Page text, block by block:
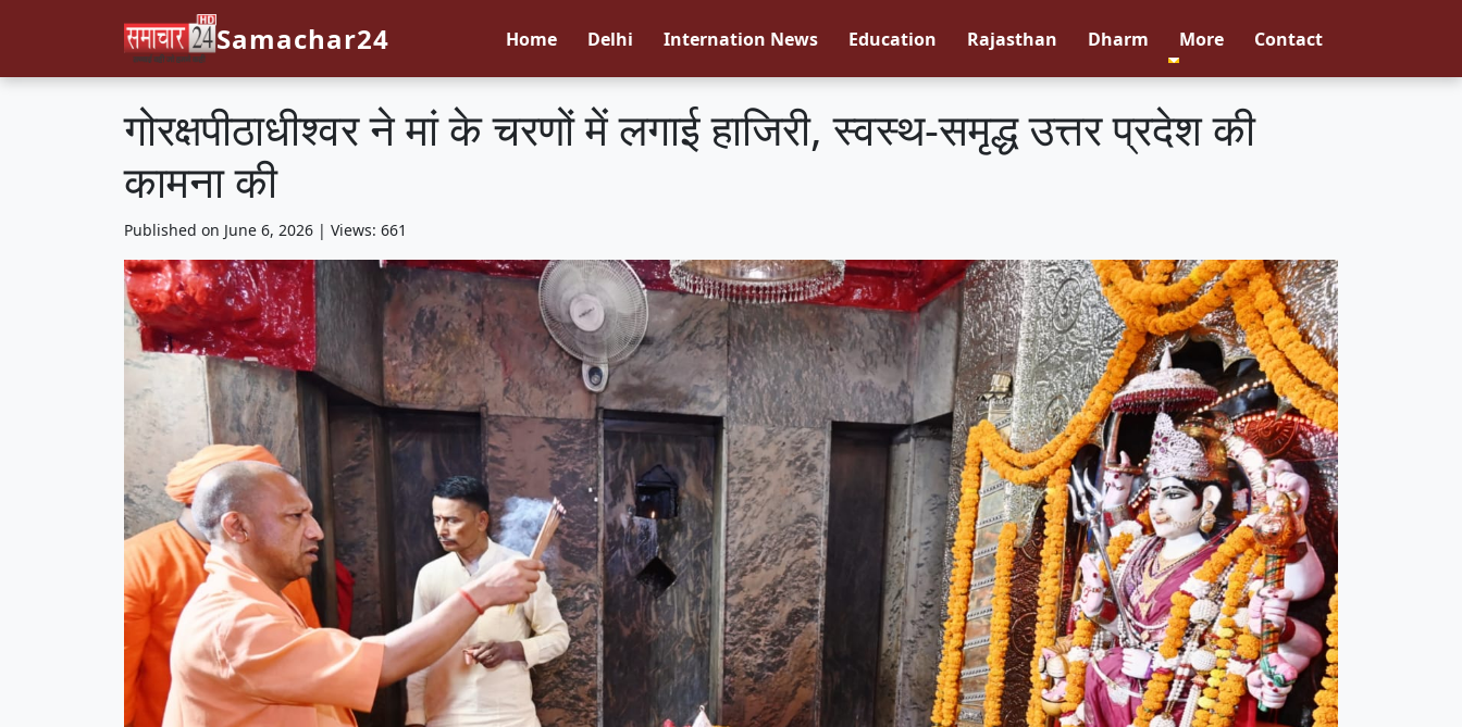
Samachar24 Home Delhi Internation News Education Rajasthan Dharm More Contact
गोरक्षपीठाधीश्वर ने मां के चरणों में लगाई हाजिरी, स्वस्थ-समृद्ध उत्तर प्रदेश की
कामना की
Published on June 6, 2026 | Views: 661